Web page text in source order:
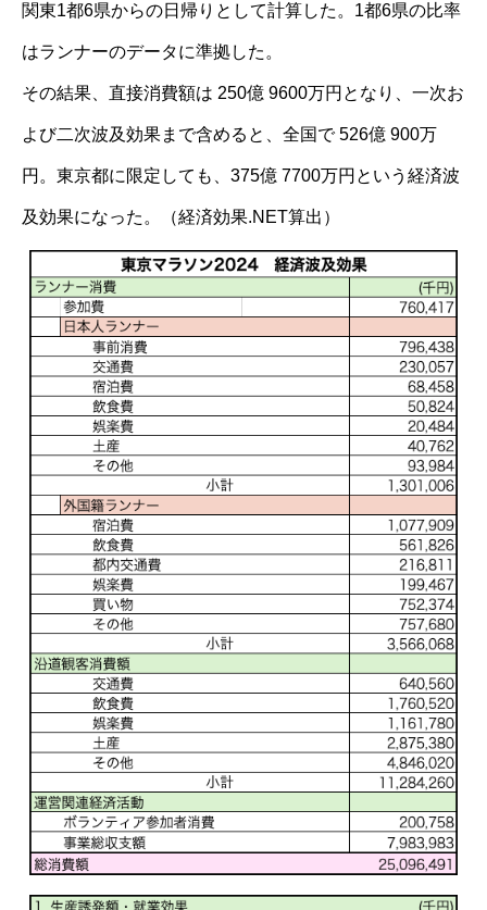
関東1都6県からの日帰りとして計算した。1都6県の比率
はランナーのデータに準拠した。
その結果、直接消費額は 250億 9600万円となり、一次お
よび二次波及効果まで含めると、全国で 526億 900万
円。東京都に限定しても、375億 7700万円という経済波
及効果になった。（経済効果.NET算出）